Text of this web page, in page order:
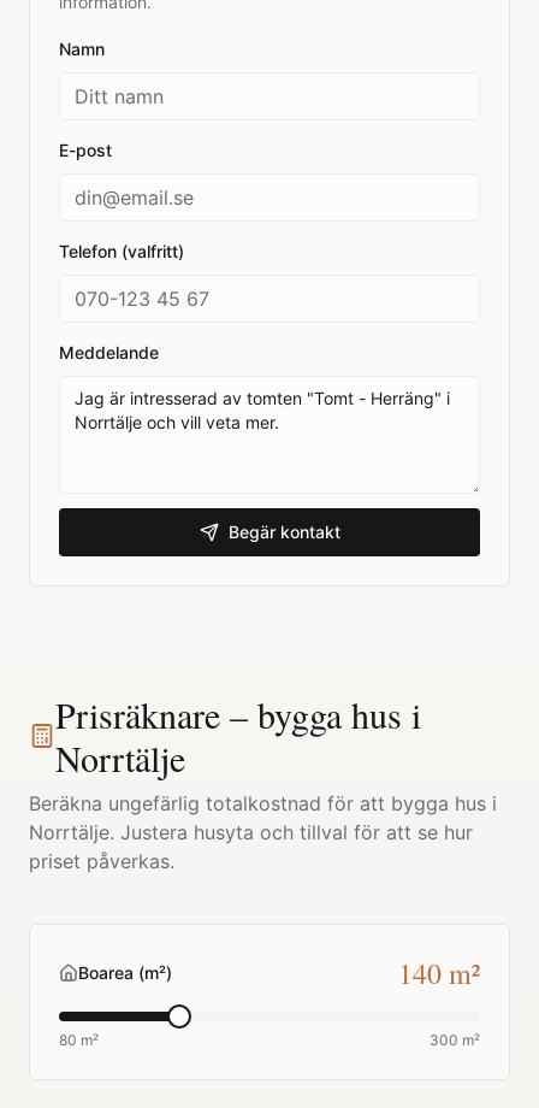
Namn
E-post
Telefon (valfritt)
Meddelande
Begär kontakt
Prisräknare – bygga hus i
Norrtälje
Beräkna ungefärlig totalkostnad för att bygga hus i
Norrtälje. Justera husyta och tillval för att se hur
priset påverkas.
Boarea (m²) 140m²
80 m² 300 m²